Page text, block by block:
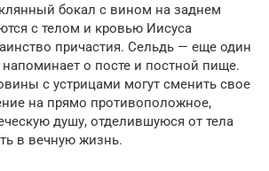
бокал с вином на заднем
с телом и кровью Иисуса
причастия. Сельдь — еще один
о посте и постной пище.
с устрицами могут сменить свое
на прямо противоположное,
душу, отделившуюся от тела
в вечную жизнь.